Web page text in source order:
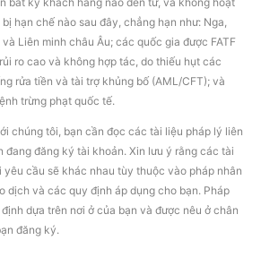
hạn chế nào sau đây, chẳng hạn như: Nga,
Liên minh châu Âu; các quốc gia được FATF
ro cao và không hợp tác, do thiếu hụt các
rửa tiền và tài trợ khủng bố (AML/CFT); và
trừng phạt quốc tế.
chúng tôi, bạn cần đọc các tài liệu pháp lý liên
đang đăng ký tài khoản. Xin lưu ý rằng các tài
yêu cầu sẽ khác nhau tùy thuộc vào pháp nhân
dịch và các quy định áp dụng cho bạn. Pháp
dựa trên nơi ở của bạn và được nêu ở chân
đăng ký.